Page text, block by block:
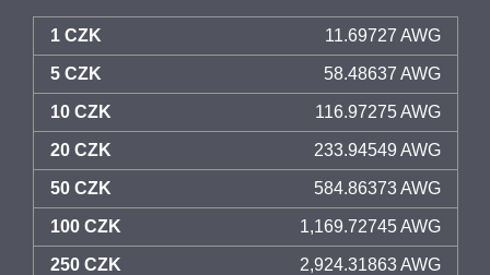
1 CZK 11.69727 AWG
5 CZK 58.48637 AWG
10 CZK 116.97275 AWG
20 CZK 233.94549 AWG
50 CZK 584.86373 AWG
100 CZK 1,169.72745 AWG
250 CZK 2,924.31863 AWG